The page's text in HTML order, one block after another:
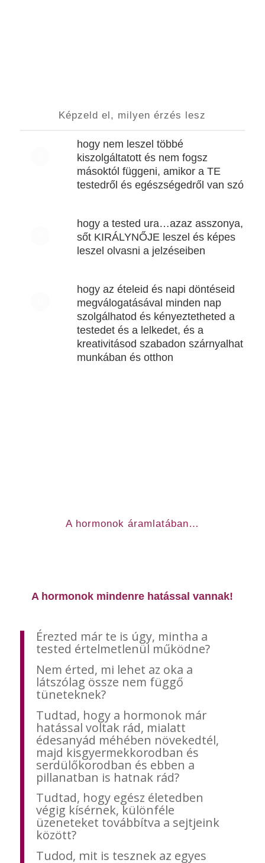
Képzeld el, milyen érzés lesz
hogy nem leszel többé
kiszolgáltatott és nem fogsz
másoktól függeni, amikor a TE
testedről és egészségedről van szó
hogy a tested ura…azaz asszonya,
sőt KIRÁLYNŐJE leszel és képes
leszel olvasni a jelzéseiben
hogy az ételeid és napi döntéseid
megválogatásával minden nap
szolgálhatod és kényeztetheted a
testedet és a lelkedet, és a
kreativitásod szabadon szárnyalhat
munkában és otthon
A hormonok áramlatában…
A hormonok mindenre hatással vannak!
Érezted már te is úgy, mintha a
tested értelmetlenül működne?
Nem érted, mi lehet az oka a
látszólag össze nem függő
tüneteknek?
Tudtad, hogy a hormonok már
hatással voltak rád, mialatt
édesanyád méhében növekedtél,
majd kisgyermekkorodban és
serdülőkorodban és ebben a
pillanatban is hatnak rád?
Tudtad, hogy egész életedben
végig kísérnek, különféle
üzeneteket továbbítva a sejtjeink
között?
Tudod, mit is tesznek az egyes